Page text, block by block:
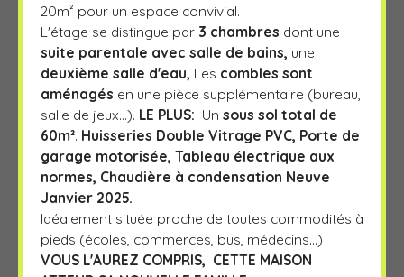
20m² pour un espace convivial.
L'étage se distingue par 3 chambres dont une
suite parentale avec salle de bains, une
deuxième salle d'eau, Les combles sont
aménagés en une pièce supplémentaire (bureau,
salle de jeux...). LE PLUS: Un sous sol total de
60m². Huisseries Double Vitrage PVC, Porte de
garage motorisée, Tableau électrique aux
normes, Chaudière à condensation Neuve
Janvier 2025.
Idéalement située proche de toutes commodités à
pieds (écoles, commerces, bus, médecins...)
VOUS L'AUREZ COMPRIS, CETTE MAISON